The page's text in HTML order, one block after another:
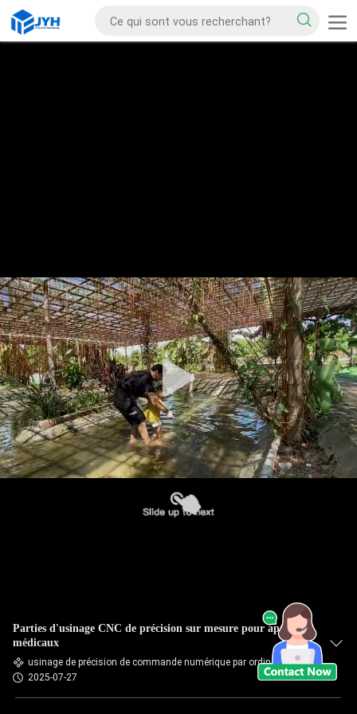
Parties d'usinage CNC de précision sur mesure pour appareils
médicaux
usinage de précision de commande numérique par ordinateur
2025-07-27